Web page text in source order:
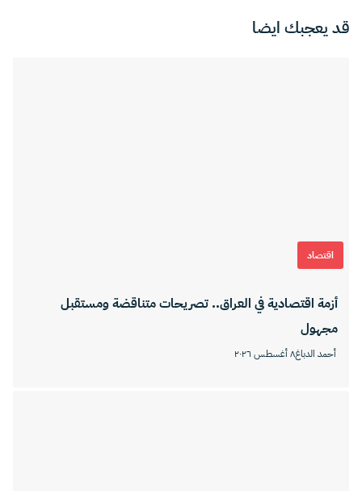
قد يعجبك ايضا
اقتصاد
أزمة اقتصادية في العراق.. تصريحات متناقضة ومستقبل
مجهول
أحمد الدباغ٨ أغسطس ٢٠٢٦